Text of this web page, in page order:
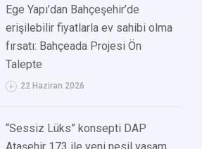
Ege Yapı’dan Bahçeşehir’de
erişilebilir fiyatlarla ev sahibi olma
fırsatı: Bahçeada Projesi Ön
Talepte
22 Haziran 2026
“Sessiz Lüks” konsepti DAP